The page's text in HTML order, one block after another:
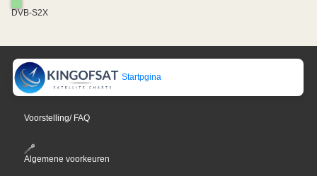
DVB-S2X
Startpgina
Voorstelling/ FAQ
Algemene voorkeuren